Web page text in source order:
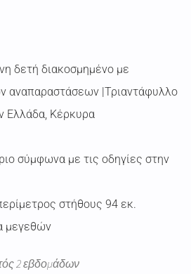
δετή διακοσμημένο με
αναπαραστάσεων |Τριαντάφυλλο
Ελλάδα, Κέρκυρα
σύμφωνα με τις οδηγίες στην
στήθους 94 εκ.
μεγεθών
2 εβδομάδων